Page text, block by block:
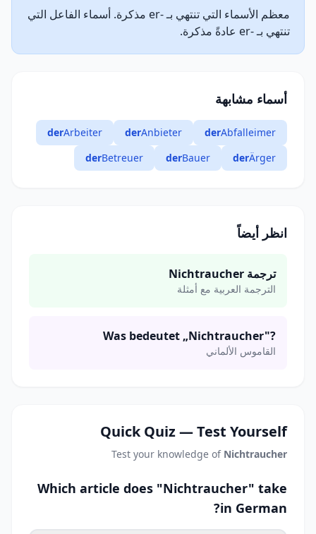
معظم الأسماء التي تنتهي بـ -er مذكرة. أسماء الفاعل التي
تنتهي بـ -er عادةً مذكرة.
أسماء مشابهة
derAbfalleimer
derAnbieter
derArbeiter
derÄrger
derBauer
derBetreuer
انظر أيضاً
ترجمة Nichtraucher
الترجمة العربية مع أمثلة
Was bedeutet „Nichtraucher"?
القاموس الألماني
Quick Quiz — Test Yourself
Test your knowledge of Nichtraucher
Which article does "Nichtraucher" take
in German?